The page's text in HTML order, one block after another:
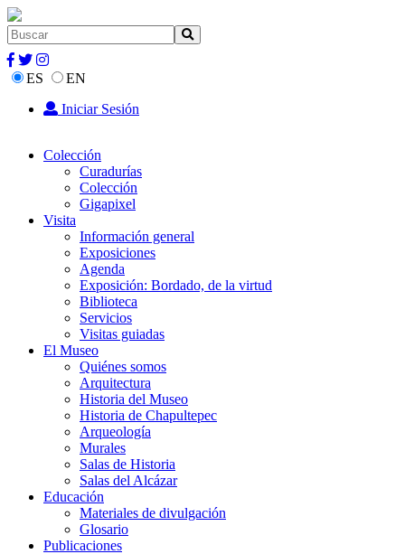
ES
EN
Iniciar Sesión
Colección
Curadurías
Colección
Gigapixel
Visita
Información general
Exposiciones
Agenda
Exposición: Bordado, de la virtud
Biblioteca
Servicios
Visitas guiadas
El Museo
Quiénes somos
Arquitectura
Historia del Museo
Historia de Chapultepec
Arqueología
Murales
Salas de Historia
Salas del Alcázar
Educación
Materiales de divulgación
Glosario
Publicaciones